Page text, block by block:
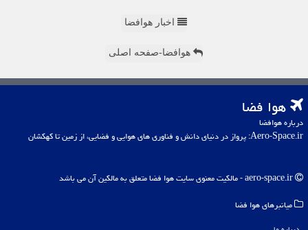
اخبار هوافضا
هوافضا-صفحه اصلی
هوا فضا
درباره هوافضا
Aero-Space.ir: پرواز در دنیای دانش و فناوری های هوایی و فضایی، از زمین تا کهکشان
میانبرهای هوا فضا